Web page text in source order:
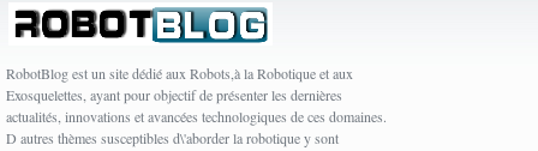
RobotBlog est un site dédié aux Robots,à la Robotique et aux
Exosquelettes, ayant pour objectif de présenter les dernières
actualités, innovations et avancées technologiques de ces domaines.
D autres thèmes susceptibles d\'aborder la robotique y sont